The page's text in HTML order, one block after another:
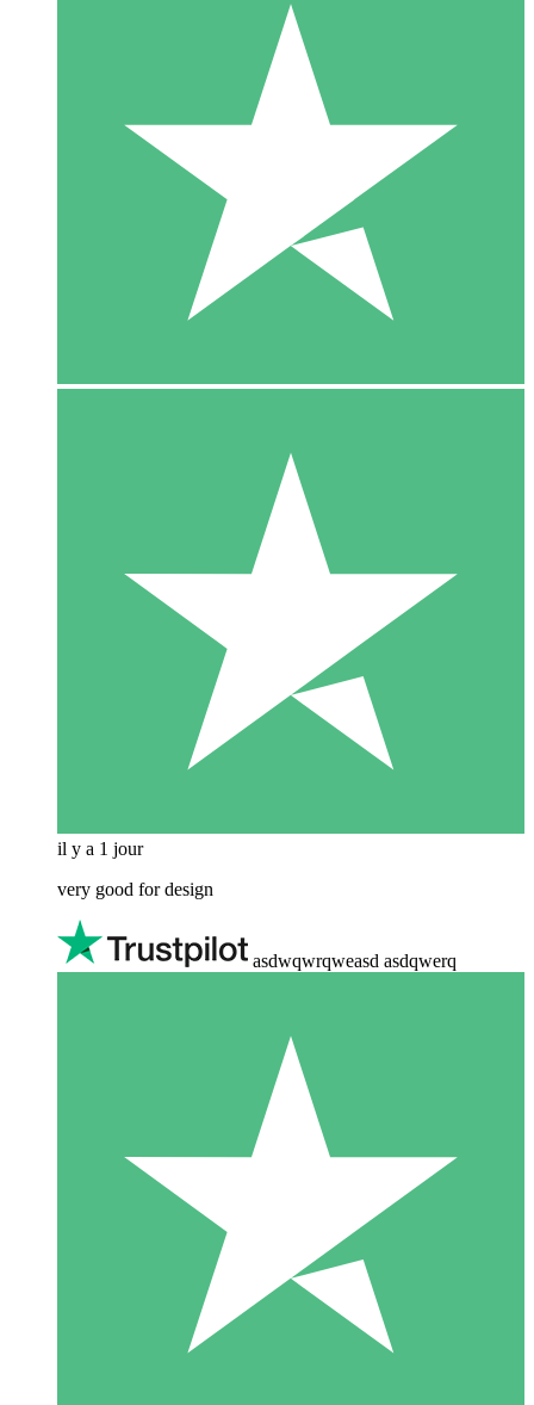
il y a 1 jour
very good for design
asdwqwrqweasd asdqwerq